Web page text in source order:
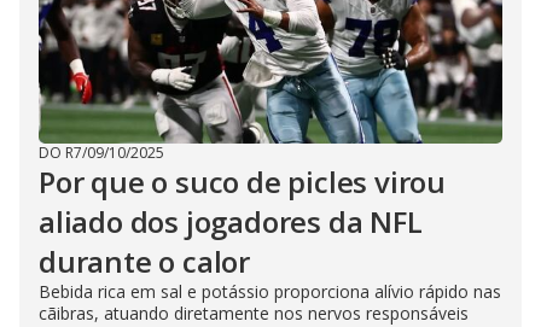
DO R7/09/10/2025
Por que o suco de picles virou
aliado dos jogadores da NFL
durante o calor
Bebida rica em sal e potássio proporciona alívio rápido nas
cãibras, atuando diretamente nos nervos responsáveis